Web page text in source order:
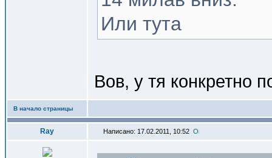
Или тута
Вов, у тя конкретно
В начало страницы
Ray Написано: 17.02.2011, 10:52